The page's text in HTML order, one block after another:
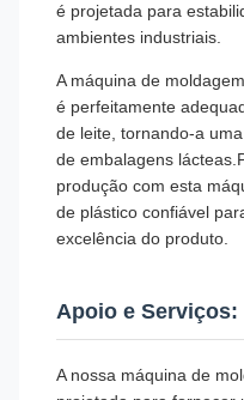
é projetada para
ambientes industriais.
A máquina de
é perfeitamente
de leite, tornando-a
de embalagens
produção com esta
de plástico confiável
excelência do produto.
Apoio e Serviços:
A nossa máquina de